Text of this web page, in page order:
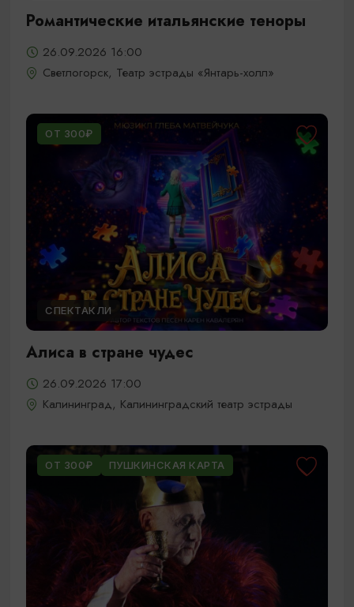
Романтические итальянские теноры
26.09.2026 16:00
Светлогорск, Театр эстрады «Янтарь-холл»
ОТ 300₽
СПЕКТАКЛИ
Алиса в стране чудес
26.09.2026 17:00
Калининград, Калининградский театр эстрады
ОТ 300₽ ПУШКИНСКАЯ КАРТА